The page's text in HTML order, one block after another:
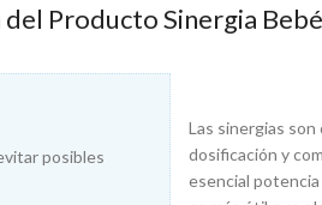
del Producto Sinergia
posibles
Las sinergias
dosificación y
esencial